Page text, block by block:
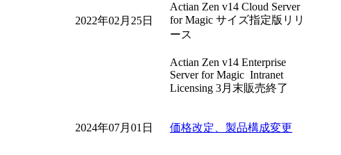
2022年02月25日
Actian Zen v14 Cloud Server
for Magic サイズ指定版リリ
ース
Actian Zen v14 Enterprise
Server for Magic Intranet
Licensing 3月末販売終了
2024年07月01日 価格改定、製品構成変更